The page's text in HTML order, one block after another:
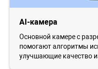
AI-камера
Основной камере с
помогают алгоритмы
улучшающие качество